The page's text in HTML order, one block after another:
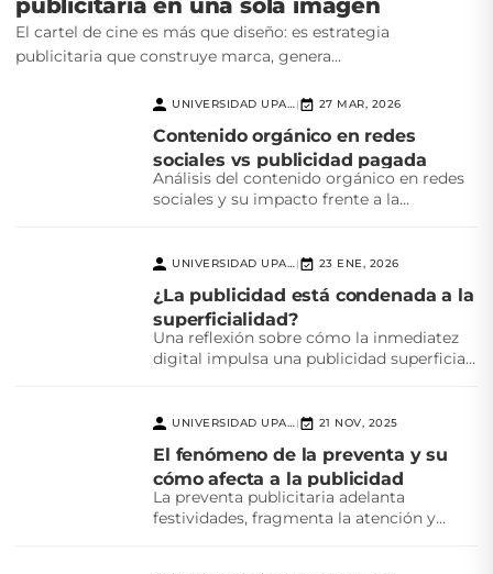
publicitaria en una sola imagen
El cartel de cine es más que diseño: es estrategia
publicitaria que construye marca, genera...
UNIVERSIDAD UPAEP | 27 MAR, 2026
Contenido orgánico en redes
sociales vs publicidad pagada
Análisis del contenido orgánico en redes
sociales y su impacto frente a la
UNIVERSIDAD UPAEP | 23 ENE, 2026
¿La publicidad está condenada a la
superficialidad?
Una reflexión sobre cómo la inmediatez
digital impulsa una publicidad superficial
UNIVERSIDAD UPAEP | 21 NOV, 2025
El fenómeno de la preventa y su
cómo afecta a la publicidad
La preventa publicitaria adelanta
festividades, fragmenta la atención y